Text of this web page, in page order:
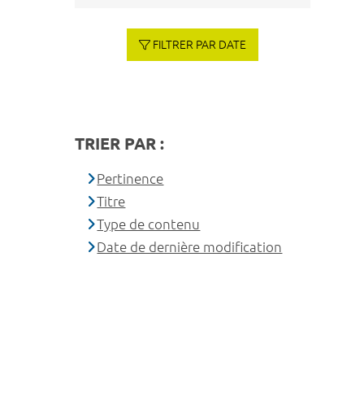
FILTRER PAR DATE
TRIER PAR :
Pertinence
Titre
Type de contenu
Date de dernière modification